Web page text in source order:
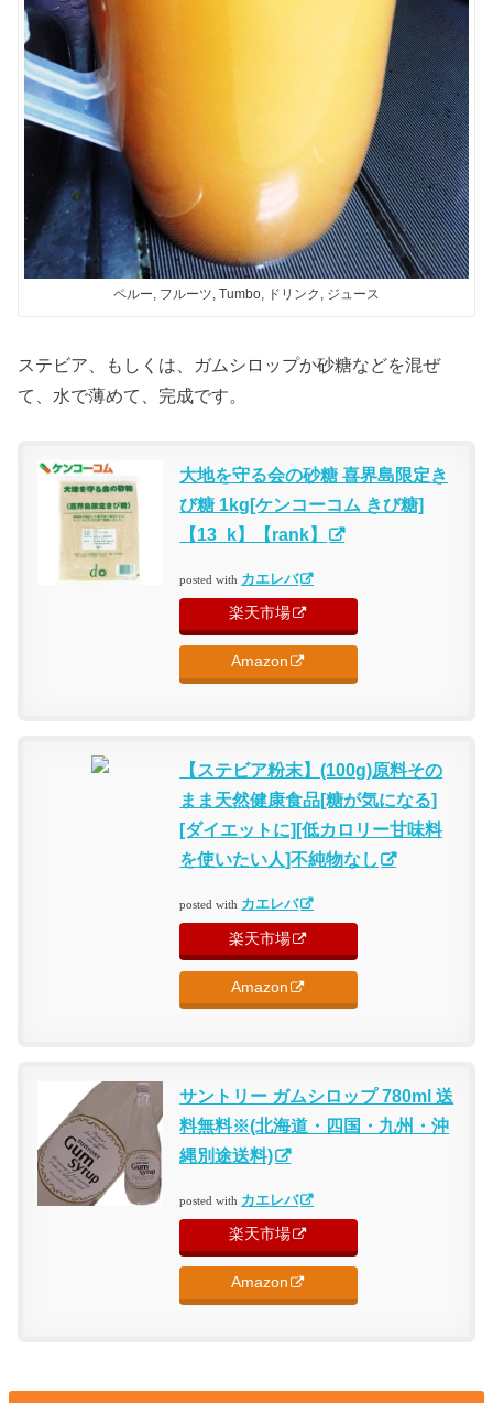
ペルー, フルーツ, Tumbo, ドリンク, ジュース
ステビア、もしくは、ガムシロップか砂糖などを混ぜ
て、水で薄めて、完成です。
大地を守る会の砂糖 喜界島限定き
び糖 1kg[ケンコーコム きび糖]
【13_k】【rank】
posted with カエレバ
楽天市場
Amazon
【ステビア粉末】(100g)原料その
まま天然健康食品[糖が気になる]
[ダイエットに][低カロリー甘味料
を使いたい人]不純物なし
posted with カエレバ
楽天市場
Amazon
サントリー ガムシロップ 780ml 送
料無料※(北海道・四国・九州・沖
縄別途送料)
posted with カエレバ
楽天市場
Amazon